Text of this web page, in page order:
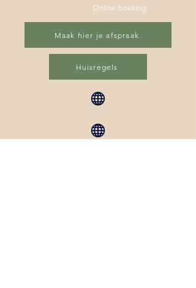
Online boeking
Maak hier je afspraak
Huisregels